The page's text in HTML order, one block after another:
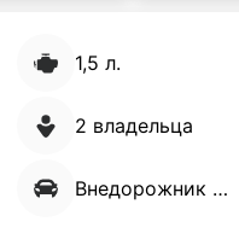
1,5 л.
2 владельца
Внедорожник 5 дв.